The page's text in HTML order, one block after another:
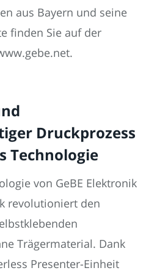
aus Bayern und seine
finden Sie auf der
Druckprozess
Technologie
von GeBE Elektronik
revolutioniert den
Trägermaterial. Dank
Presenter-Einheit